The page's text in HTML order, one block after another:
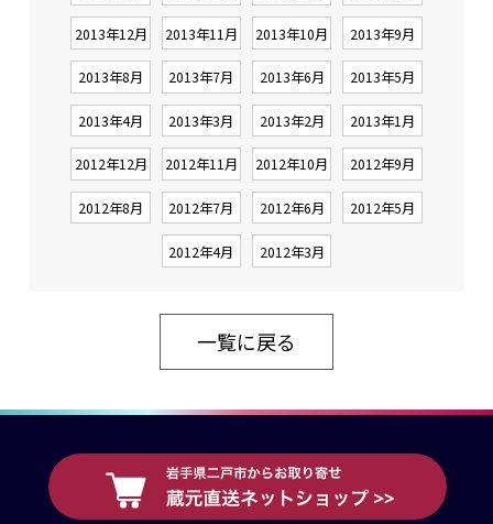
2013年12月 2013年11月 2013年10月 2013年9月
2013年8月 2013年7月 2013年6月 2013年5月
2013年4月 2013年3月 2013年2月 2013年1月
2012年12月 2012年11月 2012年10月 2012年9月
2012年8月 2012年7月 2012年6月 2012年5月
2012年4月 2012年3月
一覧に戻る